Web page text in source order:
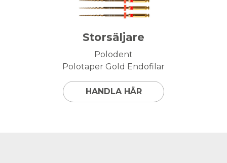
Storsäljare
Polodent
Polotaper Gold Endofilar
HANDLA HÄR